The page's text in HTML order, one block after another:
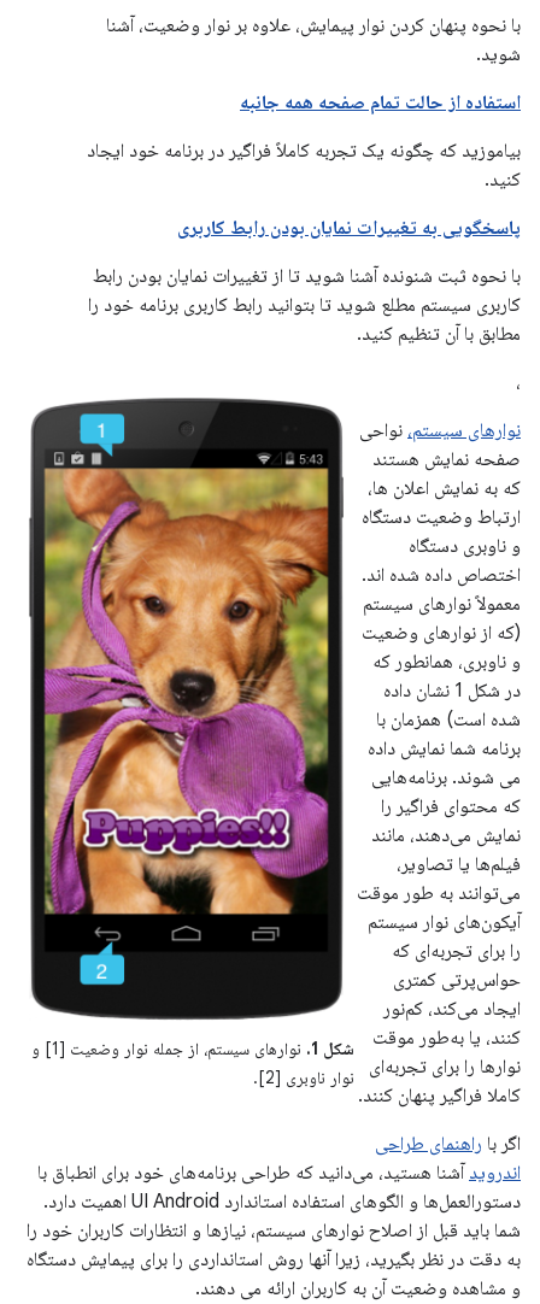
با نحوه پنهان کردن نوار پیمایش، علاوه بر نوار وضعیت، آشنا
شوید.
استفاده از حالت تمام صفحه همه جانبه
بیاموزید که چگونه یک تجربه کاملاً فراگیر در برنامه خود ایجاد
کنید.
پاسخگویی به تغییرات نمایان بودن رابط کاربری
با نحوه ثبت شنونده آشنا شوید تا از تغییرات نمایان بودن رابط
کاربری سیستم مطلع شوید تا بتوانید رابط کاربری برنامه خود را
مطابق با آن تنظیم کنید.
،
شکل 1.
نوارهای سیستم، از جمله نوار وضعیت [1] و
نوار ناوبری [2].
نوارهای سیستم، نواحی
صفحه نمایش هستند
که به نمایش اعلان ها،
ارتباط وضعیت دستگاه
و ناوبری دستگاه
اختصاص داده شده اند.
معمولاً نوارهای سیستم
(که از نوارهای وضعیت
و ناوبری، همانطور که
در شکل 1 نشان داده
شده است) همزمان با
برنامه شما نمایش داده
می شوند. برنامه‌هایی
که محتوای فراگیر را
نمایش می‌دهند، مانند
فیلم‌ها یا تصاویر،
می‌توانند به طور موقت
آیکون‌های نوار سیستم
را برای تجربه‌ای که
حواس‌پرتی کمتری
ایجاد می‌کند، کم‌نور
کنند، یا به‌طور موقت
نوارها را برای تجربه‌ای
کاملا فراگیر پنهان کنند.
اگر با راهنمای طراحی
اندروید آشنا هستید، می‌دانید که طراحی برنامه‌های خود برای انطباق با
دستورالعمل‌ها و الگوهای استفاده استاندارد UI Android اهمیت دارد.
شما باید قبل از اصلاح نوارهای سیستم، نیازها و انتظارات کاربران خود را
به دقت در نظر بگیرید، زیرا آنها روش استانداردی را برای پیمایش دستگاه
و مشاهده وضعیت آن به کاربران ارائه می دهند.